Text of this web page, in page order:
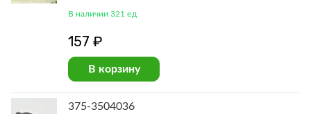
В наличии 321 ед
157 ₽
В корзину
375-3504036